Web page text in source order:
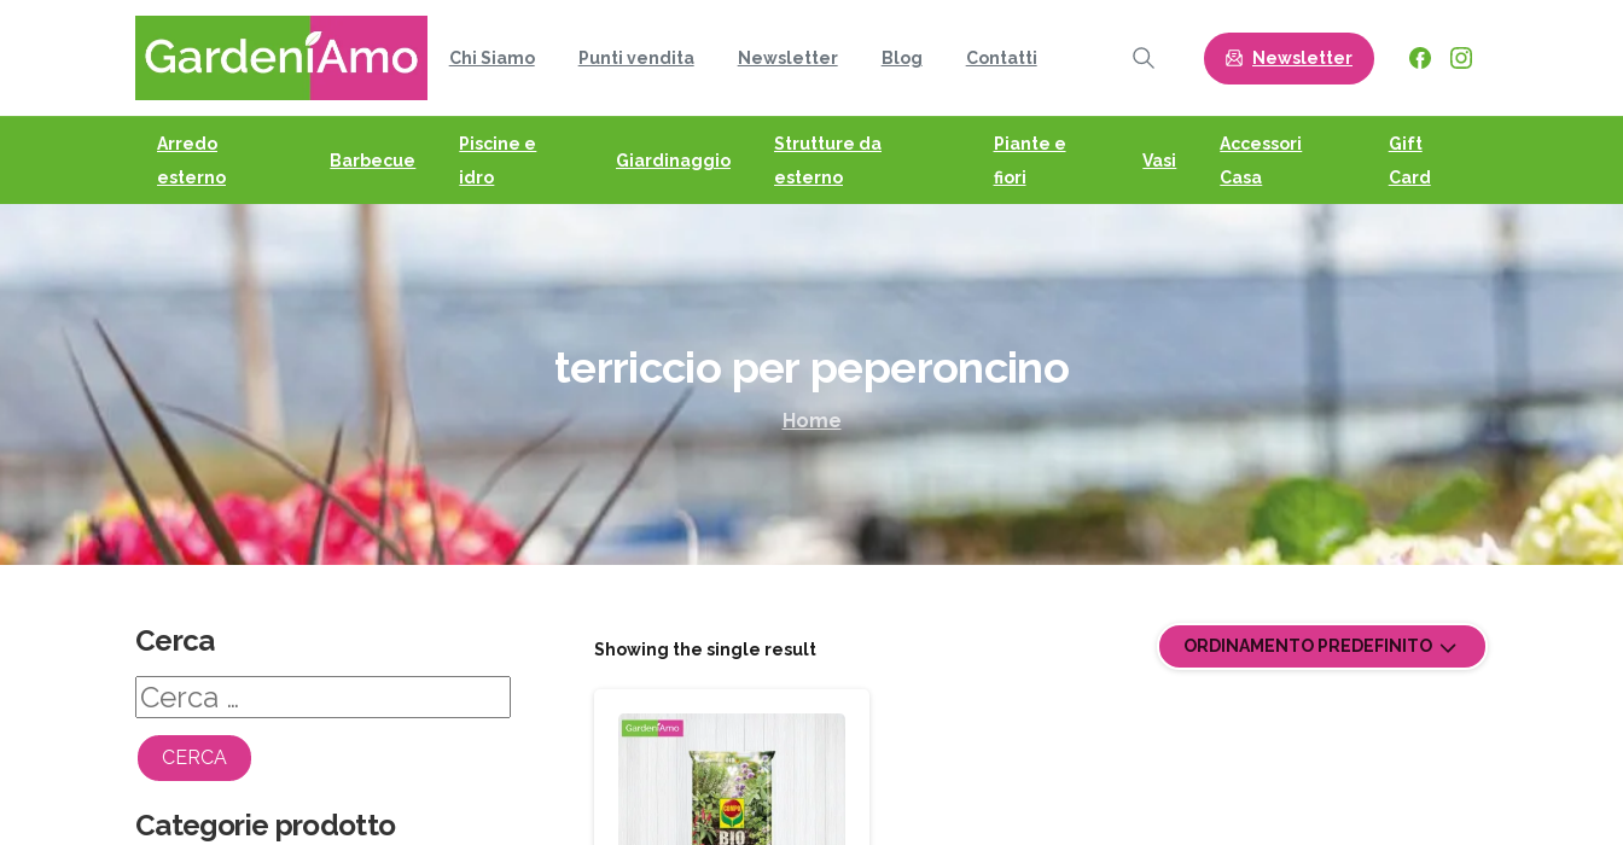
Chi Siamo Punti vendita Newsletter Blog Contatti
Search
Newsletter
Arredo
esterno
Barbecue
Piscine e
idro
Giardinaggio
Strutture da
esterno
Piante e
fiori
Vasi
Accessori
Casa
Gift
Card
terriccio per peperoncino
Home
Showing the single result ORDINAMENTO PREDEFINITO
Cerca
Ricerca
per:
Categorie prodotto